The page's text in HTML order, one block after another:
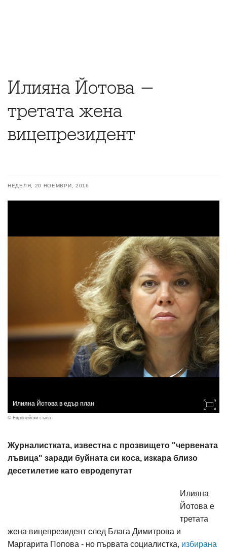
Илияна Йотова -
третата жена
вицепрезидент
НЕДЕЛЯ, 20 НОЕМВРИ, 2016
Илияна Йотова в едър план
© Европейски съюз
Журналистката, известна с прозвището "червената
лъвица" заради буйната си коса, изкара близо
десетилетие като евродепутат
Илияна
Йотова е
третата
жена вицепрезидент след Блага Димитрова и
Маргарита Попова - но първата социалистка, избирана